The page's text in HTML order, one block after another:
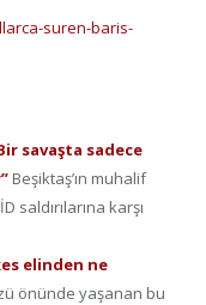
suren-baris-
savaşta sadece
Beşiktaş’ın muhalif
saldırılarına karşı
elinden ne
önünde yaşanan bu